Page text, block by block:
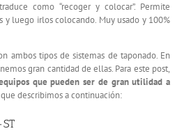
como “recoger y colocar”. Permite
y luego irlos colocando. Muy usado y 100%
ambos tipos de sistemas de taponado. En
gran cantidad de ellas. Para este post,
que pueden ser de gran utilidad a
describimos a continuación: